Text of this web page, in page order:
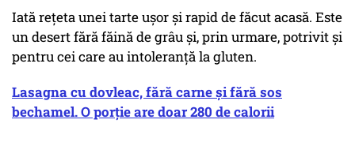
Iată rețeta unei tarte ușor și rapid de făcut acasă. Este
un desert fără făină de grâu și, prin urmare, potrivit și
pentru cei care au intoleranță la gluten.
Lasagna cu dovleac, fără carne și fără sos
bechamel. O porție are doar 280 de calorii